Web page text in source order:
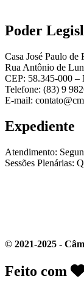
Poder
Casa José Paulo de
Rua Antônio de
CEP: 58.345-000 –
Telefone: (83) 9
E-mail:
Expediente
Atendimento:
Sessões Plenárias:
© 2021-2025 -
Feito com